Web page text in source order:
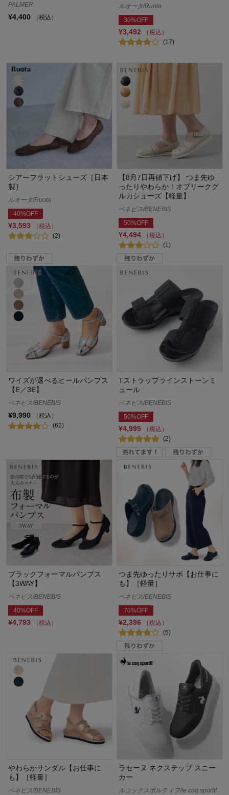
PALMER
¥4,400 （税込）
ルオータ/Ruota
30%OFF
¥3,492
（税込）
(17)
シアーフラットシューズ［日本
製］
ルオータ/Ruota
40%OFF
¥3,593
（税込）
(2)
【8月7日再値下げ】 つま先ゆ
ったりやわらか！オブリークグ
ルカシューズ【軽量】
ベネビス/BENEBIS
50%OFF
¥4,494
（税込）
(1)
ワイズが選べるヒールパンプス
【E／3E】
ベネビス/BENEBIS
¥9,990
（税込）
(62)
Tストラップラインストーンミ
ュール
ベネビス/BENEBIS
50%OFF
¥4,995
（税込）
(2)
ブラックフォーマルパンプス
【3WAY】
ベネビス/BENEBIS
40%OFF
¥4,793 （税込）
つま先ゆったりサボ【お仕事に
も】［軽量］
ベネビス/BENEBIS
70%OFF
¥2,396
（税込）
(5)
やわらかサンダル【お仕事に
も】［軽量］
ベネビス/BENEBIS
ラセーヌ ネクステップ スニー
カー
ルコックスポルティフ/le coq sportif